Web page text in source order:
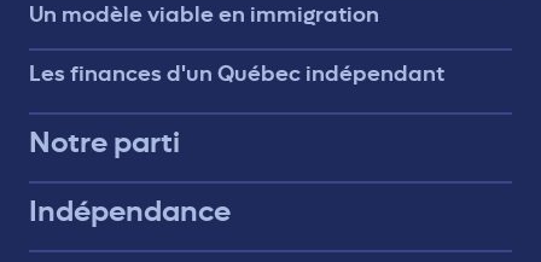
Un modèle viable en immigration
Les finances d'un Québec indépendant
Notre parti
Indépendance